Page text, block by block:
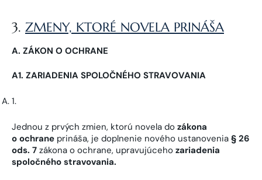
3. ZMENY, KTORÉ NOVELA PRINÁŠA
A. ZÁKON O OCHRANE
A1. ZARIADENIA SPOLOČNÉHO STRAVOVANIA
Jednou z prvých zmien, ktorú novela do zákona
o ochrane prináša, je doplnenie nového ustanovenia § 26
ods. 7 zákona o ochrane, upravujúceho zariadenia
spoločného stravovania.